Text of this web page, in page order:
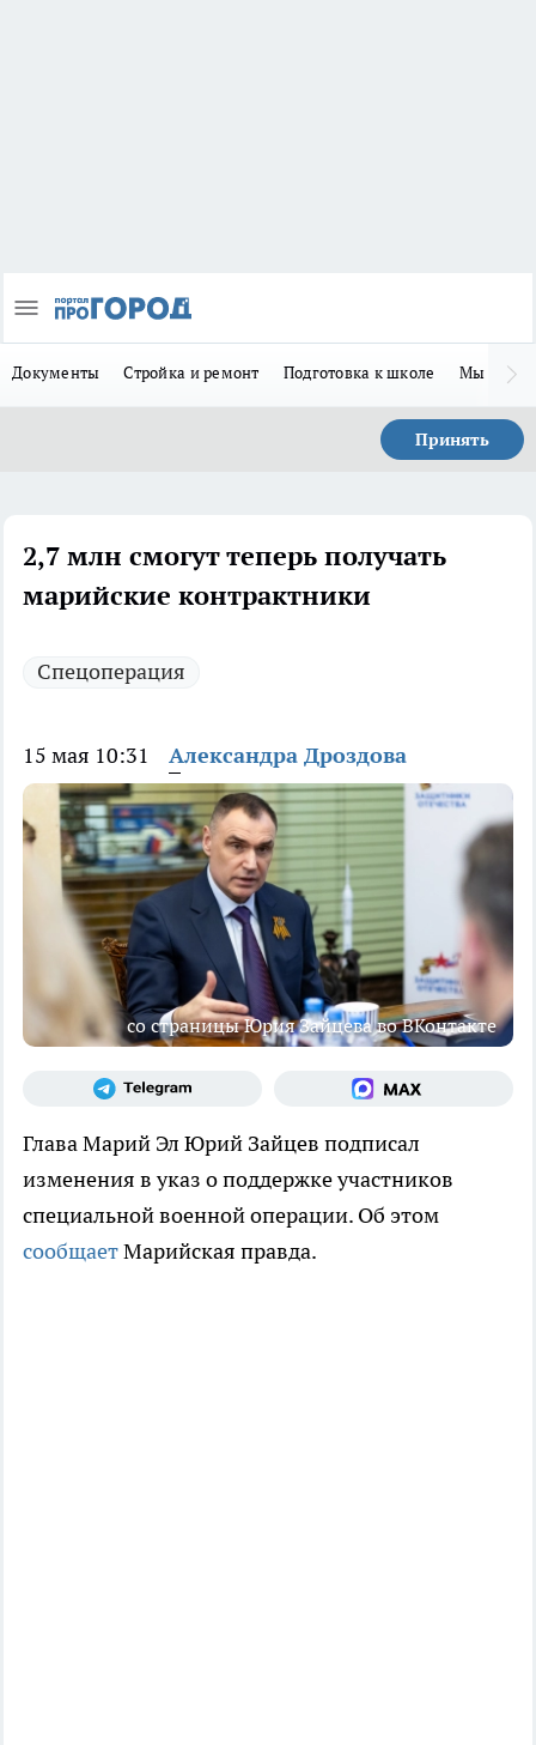
Документы Стройка и ремонт Подготовка к школе Мы в MAX
Принять
2,7 млн смогут теперь получать
марийские контрактники
Спецоперация
15 мая 10:31 Александра Дроздова
со страницы Юрия Зайцева во ВКонтакте
Глава Марий Эл Юрий Зайцев подписал
изменения в указ о поддержке участников
специальной военной операции. Об этом
сообщаетМарийская правда.